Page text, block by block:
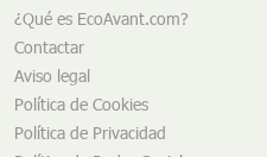
¿Qué es EcoAvant.com?
Contactar
Aviso legal
Política de Cookies
Política de Privacidad